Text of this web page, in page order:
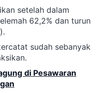
setelah dalam
62,2% dan turun
sudah sebanyak
di Pesawaran